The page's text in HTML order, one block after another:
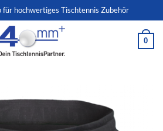
hochwertiges Tischtennis Zubehör
0